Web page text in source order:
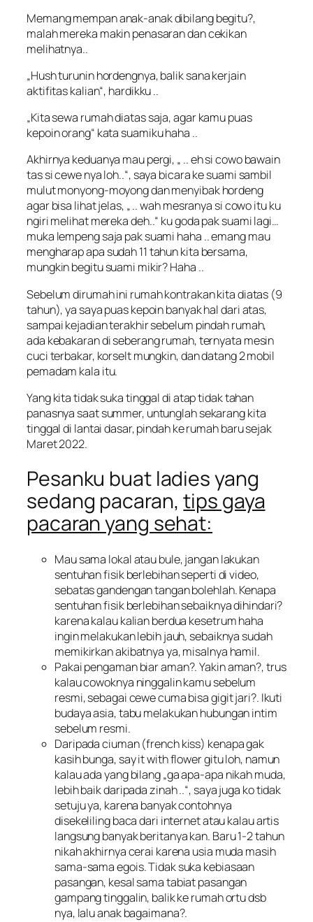
Memang mempan anak-anak dibilang begitu?,
malah mereka makin penasaran dan cekikan
melihatnya..
„Hush turunin hordengnya, balik sana kerjain
aktifitas kalian“, hardikku ..
„Kita sewa rumah diatas saja, agar kamu puas
kepoin orang“ kata suamiku haha ..
Akhirnya keduanya mau pergi, „ ..eh si cowo bawain
tas si cewe nya loh..“, saya bicara ke suami sambil
mulut monyong-moyong dan menyibak hordeng
agar bisa lihat jelas, „ ..wah mesranya si cowo itu ku
ngiri melihat mereka deh..“ ku goda pak suami lagi…
muka lempeng saja pak suami haha .. emang mau
mengharap apa sudah 11 tahun kita bersama,
mungkin begitu suami mikir? Haha ..
Sebelum dirumah ini rumah kontrakan kita diatas (9
tahun), ya saya puas kepoin banyak hal dari atas,
sampai kejadian terakhir sebelum pindah rumah,
ada kebakaran di seberang rumah, ternyata mesin
cuci terbakar, korselt mungkin, dan datang 2 mobil
pemadam kala itu.
Yang kita tidak suka tinggal di atap tidak tahan
panasnya saat summer, untunglah sekarang kita
tinggal di lantai dasar, pindah ke rumah baru sejak
Maret 2022.
Pesanku buat ladies yang
sedang pacaran,tips gaya
pacaran yang sehat:
Mau sama lokal atau bule, jangan lakukan
sentuhan fisik berlebihan seperti di video,
sebatas gandengan tangan bolehlah. Kenapa
sentuhan fisik berlebihan sebaiknya dihindari?
karena kalau kalian berdua kesetrum haha
ingin melakukan lebih jauh, sebaiknya sudah
memikirkan akibatnya ya, misalnya hamil.
Pakai pengaman biar aman?. Yakin aman?, trus
kalau cowoknya ninggalin kamu sebelum
resmi, sebagai cewe cuma bisa gigit jari?. Ikuti
budaya asia, tabu melakukan hubungan intim
sebelum resmi.
Daripada ciuman (french kiss) kenapa gak
kasih bunga, say it with flowergitu loh, namun
kalau ada yang bilang „ga apa-apa nikah muda,
lebih baik daripada zinah ..“, saya juga ko tidak
setuju ya, karena banyak contohnya
disekeliling baca dari internet atau kalau artis
langsung banyak beritanya kan. Baru 1-2 tahun
nikah akhirnya cerai karena usia muda masih
sama-sama egois. Tidak suka kebiasaan
pasangan, kesal sama tabiat pasangan
gampang tinggalin, balik ke rumah ortu dsb
nya, lalu anak bagaimana?.